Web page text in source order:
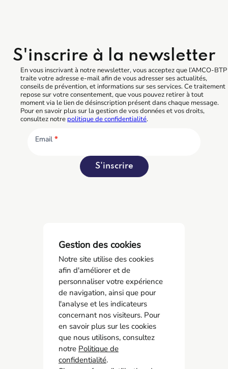
S'inscrire à la newsletter
En vous inscrivant à notre newsletter, vous acceptez que l’AMCO-BTP
traite votre adresse e-mail afin de vous adresser ses actualités,
conseils de prévention, et informations sur ses services. Ce traitement
repose sur votre consentement, que vous pouvez retirer à tout
moment via le lien de désinscription présent dans chaque message.
Pour en savoir plus sur la gestion de vos données et vos droits,
consultez notre politique de confidentialité.
Email *
S'inscrire
AMCO BTP
05 55 11 21 00
6 Allée Duke Ellington
87067 Limoges
Gestion des cookies
Notre site utilise des cookies
afin d'améliorer et de
personnaliser votre expérience
de navigation, ainsi que pour
l'analyse et les indicateurs
concernant nos visiteurs. Pour
en savoir plus sur les cookies
que nous utilisons, consultez
notre Politique de
confidentialité.